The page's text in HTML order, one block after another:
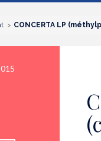
CONCERTA LP